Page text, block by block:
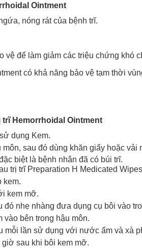
Ointment
nóng rát của bệnh trĩ.
vệ để làm giảm các triệu chứng khó
có khả năng bảo vệ tạm thời
Hemorrhoidal Ointment
dụng Kem.
sau đó dùng khăn giấy hoặc
biệt là bệnh nhân đã có búi trĩ.
trị trĩ Preparation H Medicated
kem.
kem mỡ.
đó nhẹ nhàng đưa dụng cụ bôi vào
vào bên trong hậu môn.
mỗi lần sử dụng với nước ấm và xà
sau khi bôi kem mỡ.